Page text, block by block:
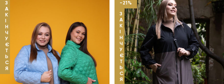
З
А
К
Н
Ч
У
Є
Т
Ь
С
Я
-21%
З
А
К
Н
Ч
У
Є
Т
Ь
С
Я